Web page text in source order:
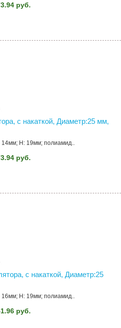
руб.
с накаткой, Диаметр:25 мм,
14мм; H: 19мм; полиамид..
руб.
с накаткой, Диаметр:25
H: 19мм; полиамид..
руб.